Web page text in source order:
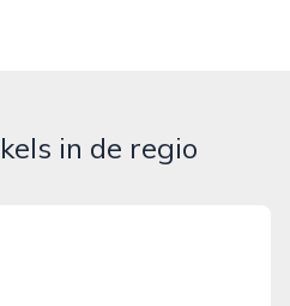
in de regio